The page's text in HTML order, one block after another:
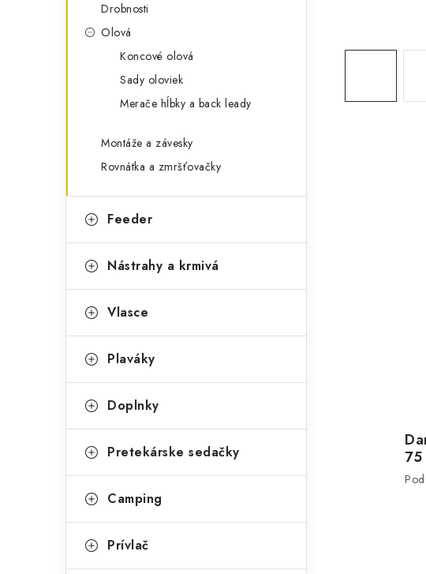
Drobnosti
Olová
Koncové olová
Sady oloviek
Merače hĺbky a back leady
Montáže a závesky
Rovnátka a zmršťovačky
Feeder
Nástrahy a krmivá
Vlasce
Plaváky
Doplnky
Pretekárske sedačky
Camping
Prívlač